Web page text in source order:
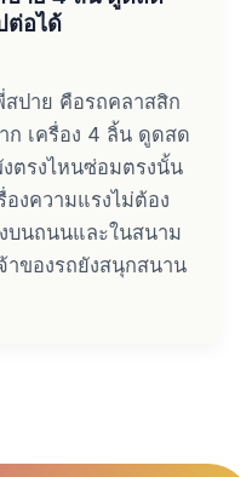
ต่อได้
สปาย คือรถคลาสสิก
ก เครื่อง 4 ลิ้น ดูดสด
ตรงไหนซ่อมตรงนั้น
งความแรงไม่ต้อง
บนถนนและในสนาม
าของรถยังสนุกสนาน